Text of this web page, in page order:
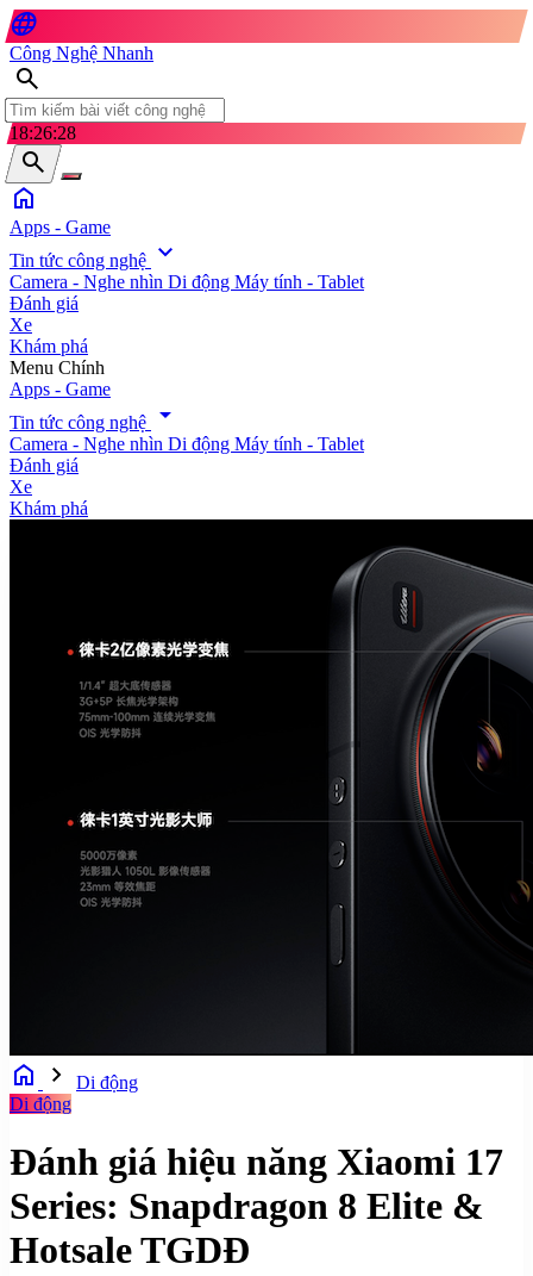
language
Công Nghệ Nhanh
search
18:26:29
search
home
Apps - Game
Tin tức công nghệ expand_more
Camera - Nghe nhìn Di động Máy tính - Tablet
Đánh giá
Xe
Khám phá
search
Menu Chính
Apps - Game
Tin tức công nghệ
arrow_drop_down
Camera - Nghe nhìn Di động Máy tính - Tablet
Đánh giá
Xe
Khám phá
home chevron_right
Di động
Di động
Đánh giá hiệu năng Xiaomi 17
Series: Snapdragon 8 Elite &
Hotsale TGDĐ